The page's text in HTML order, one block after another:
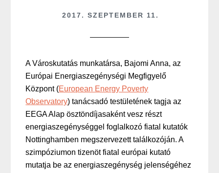
2017. SZEPTEMBER 11.
A Városkutatás munkatársa, Bajomi Anna, az
Európai Energiaszegénységi Megfigyelő
Központ (European Energy Poverty
Observatory) tanácsadó testületének tagja az
EEGA Alap ösztöndíjasaként vesz részt
energiaszegénységgel foglalkozó fiatal kutatók
Nottinghamben megszervezett találkozóján. A
szimpóziumon tizenöt fiatal európai kutató
mutatja be az energiaszegénység jelenségéhez